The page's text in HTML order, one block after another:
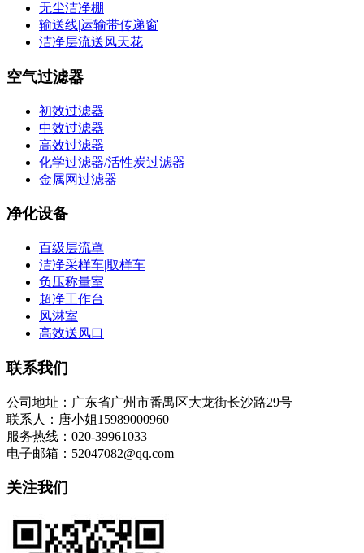
无尘洁净棚
输送线|运输带传递窗
洁净层流送风天花
空气过滤器
初效过滤器
中效过滤器
高效过滤器
化学过滤器/活性炭过滤器
金属网过滤器
净化设备
百级层流罩
洁净采样车|取样车
负压称量室
超净工作台
风淋室
高效送风口
联系我们
公司地址：广东省广州市番禺区大龙街长沙路29号
联系人：唐小姐15989000960
服务热线：020-39961033
电子邮箱：52047082@qq.com
关注我们